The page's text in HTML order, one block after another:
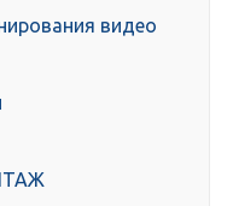
видео